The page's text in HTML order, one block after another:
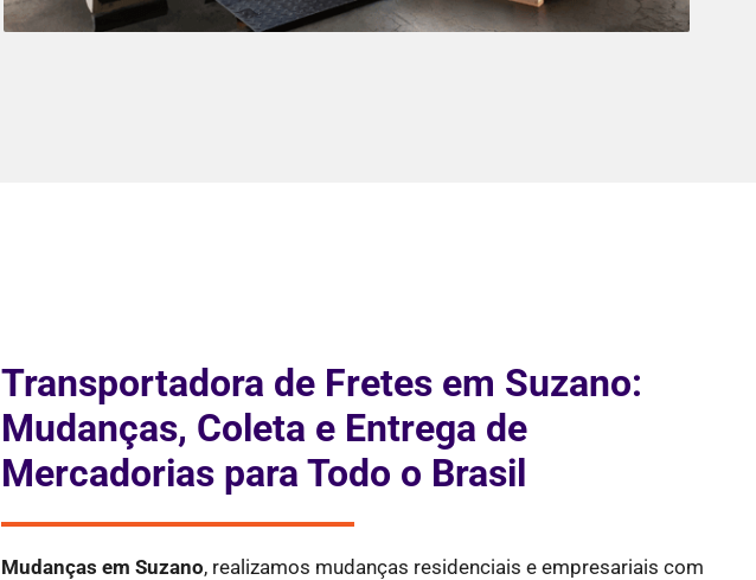
Transportadora de Fretes em Suzano:
Mudanças, Coleta e Entrega de
Mercadorias para Todo o Brasil
Mudanças emSuzano, realizamos mudanças residenciais e empresariais com